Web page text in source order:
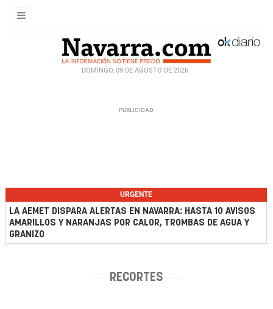
DOMINGO, 09 DE AGOSTO DE 2026
URGENTE
LA AEMET DISPARA ALERTAS EN NAVARRA: HASTA 10 AVISOS
AMARILLOS Y NARANJAS POR CALOR, TROMBAS DE AGUA Y
GRANIZO
RECORTES